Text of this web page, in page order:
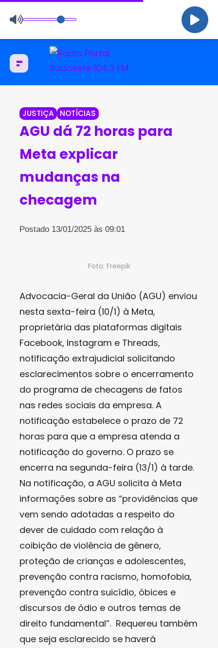
JUSTIÇA NOTÍCIAS
AGU dá 72 horas para
Meta explicar
mudanças na
checagem
Postado 13/01/2025 às 09:01
Foto: Freepik
Advocacia-Geral da União (AGU) enviou
nesta sexta-feira (10/1) à Meta,
proprietária das plataformas digitais
Facebook, Instagram e Threads,
notificação extrajudicial solicitando
esclarecimentos sobre o encerramento
do programa de checagens de fatos
nas redes sociais da empresa. A
notificação estabelece o prazo de 72
horas para que a empresa atenda a
notificação do governo. O prazo se
encerra na segunda-feira (13/1) à tarde.
Na notificação, a AGU solicita à Meta
informações sobre as “providências que
vem sendo adotadas a respeito do
dever de cuidado com relação à
coibição de violência de gênero,
proteção de crianças e adolescentes,
prevenção contra racismo, homofobia,
prevenção contra suicídio, óbices e
discursos de ódio e outros temas de
direito fundamental”. Requereu também
que seja esclarecido se haverá